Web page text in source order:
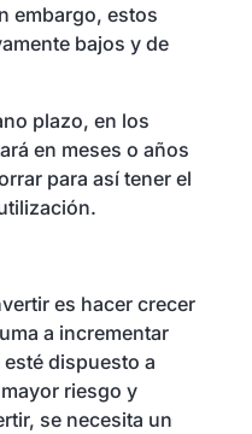
embargo, estos
bajos y de
plazo, en los
en meses o años
para así tener el
es hacer crecer
a incrementar
dispuesto a
riesgo y
se necesita un